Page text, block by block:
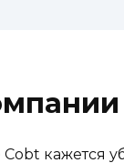
кажется